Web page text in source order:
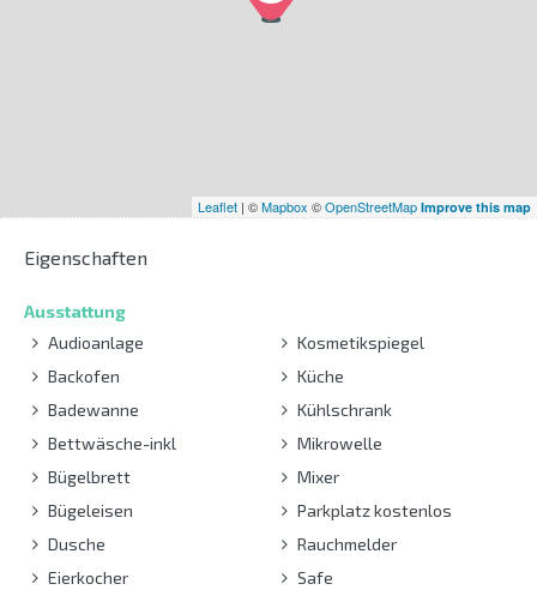
Leaflet | ©Mapbox ©OpenStreetMap Improve this map
Eigenschaften
Ausstattung
Audioanlage
Backofen
Badewanne
Bettwäsche-inkl
Bügelbrett
Bügeleisen
Dusche
Eierkocher
Kosmetikspiegel
Küche
Kühlschrank
Mikrowelle
Mixer
Parkplatz kostenlos
Rauchmelder
Safe